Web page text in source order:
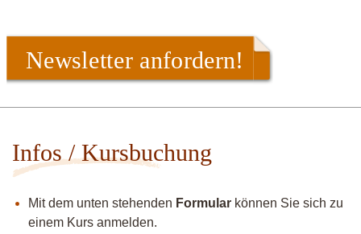
Newsletter anfordern!
Infos / Kursbuchung
Mit dem unten stehenden Formular können Sie sich zu
einem Kurs anmelden.